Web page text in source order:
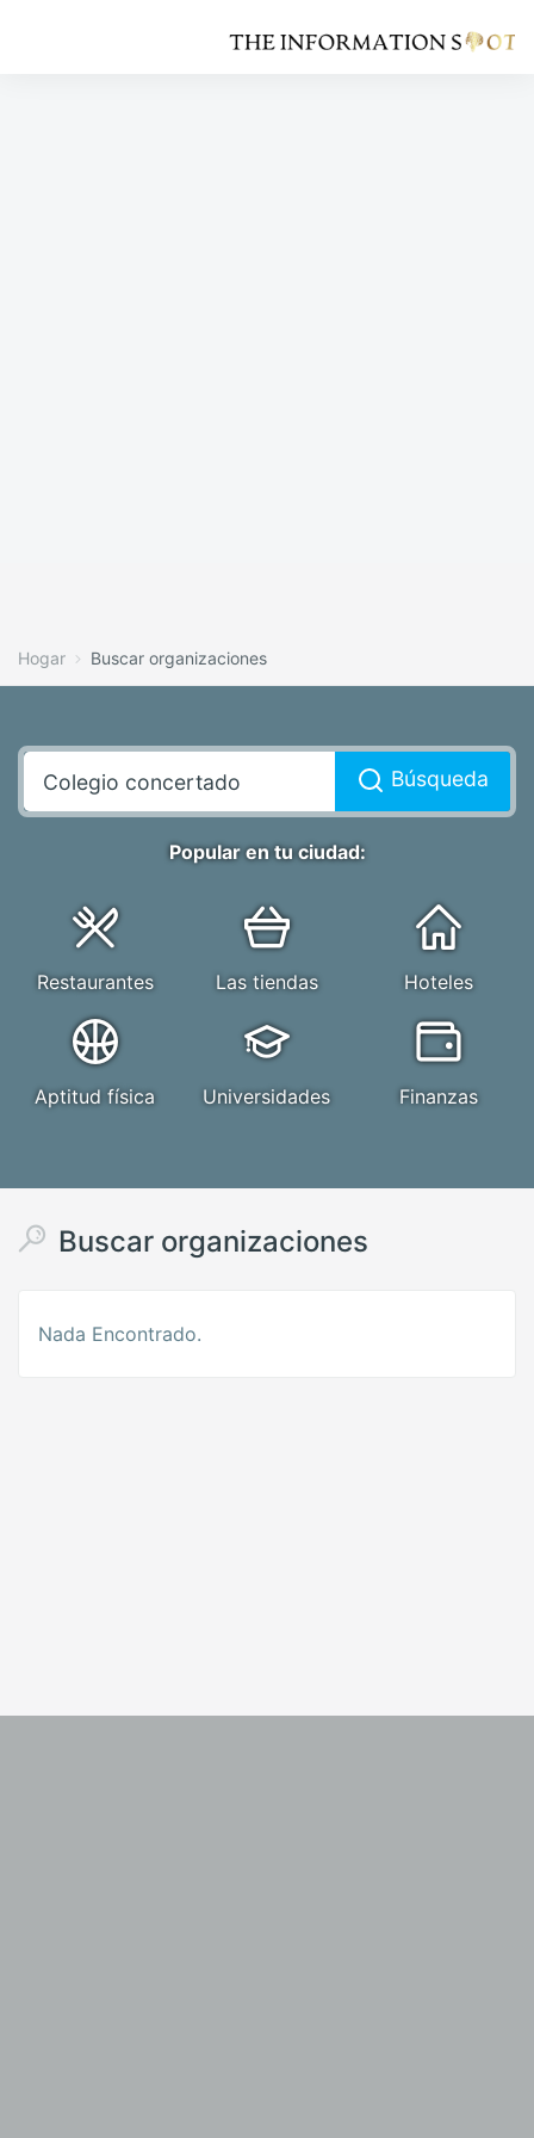
Hogar Buscar organizaciones
Búsqueda
Popular en tu ciudad:
Restaurantes Las tiendas Hoteles
Aptitud física Universidades Finanzas
Buscar organizaciones
Nada Encontrado.